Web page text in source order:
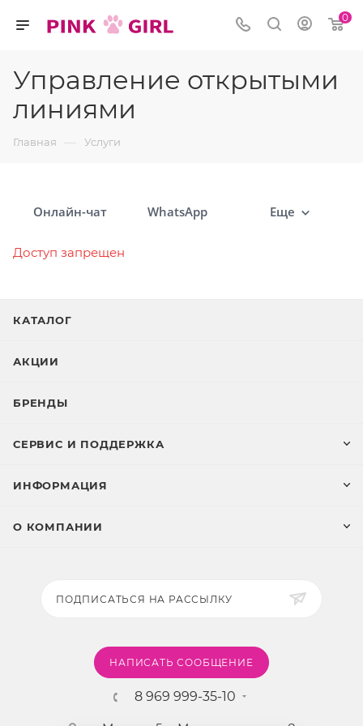
0
Управление открытыми
линиями
Главная — Услуги
Онлайн-чат WhatsApp
Apple Messages for Business
Одноклассники
Facebook*: Сообщения
Еще
Доступ запрещен
КАТАЛОГ
АКЦИИ
БРЕНДЫ
СЕРВИС И ПОДДЕРЖКА
ИНФОРМАЦИЯ
О КОМПАНИИ
ПОДПИСАТЬСЯ НА РАССЫЛКУ
НАПИСАТЬ СООБЩЕНИЕ
8 969 999-35-10